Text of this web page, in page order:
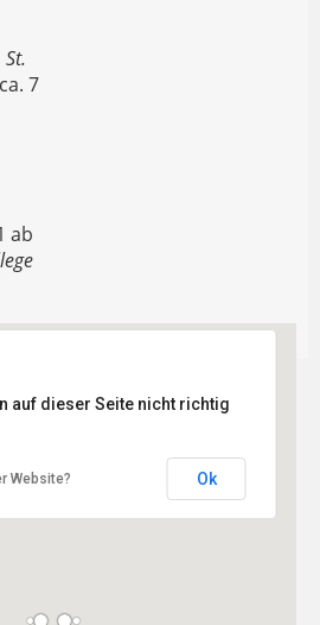
St.
7
ab
auf dieser Seite nicht richtig
Website? Ok